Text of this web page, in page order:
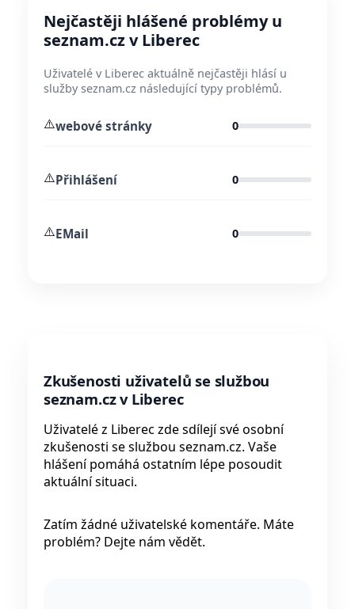
Nejčastěji hlášené problémy u
seznam.cz v Liberec
Uživatelé v Liberec aktuálně nejčastěji hlásí u
služby seznam.cz následující typy problémů.
⚠️webové stránky 0
⚠️Přihlášení 0
⚠️EMail 0
Zkušenosti uživatelů se službou
seznam.cz v Liberec
Uživatelé z Liberec zde sdílejí své osobní
zkušenosti se službou seznam.cz. Vaše
hlášení pomáhá ostatním lépe posoudit
aktuální situaci.
Zatím žádné uživatelské komentáře. Máte
problém? Dejte nám vědět.